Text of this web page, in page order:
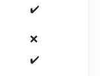
✔️
❌
✔️